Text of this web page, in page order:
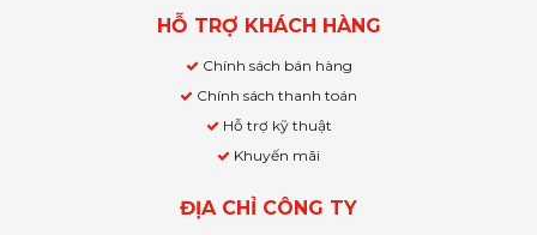
HỖ TRỢ KHÁCH HÀNG
Chính sách bán hàng
Chính sách thanh toán
Hỗ trợ kỹ thuật
Khuyến mãi
ĐỊA CHỈ CÔNG TY